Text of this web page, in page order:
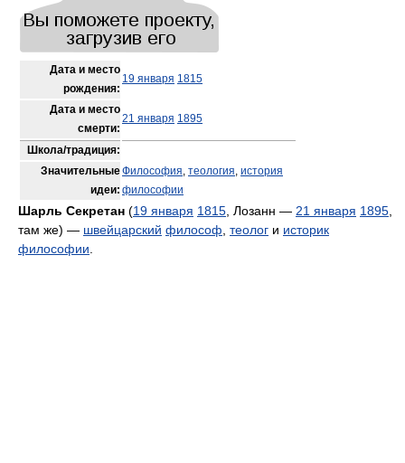
Дата и место
рождения:
19 января 1815
Дата и место
смерти:
21 января 1895
Школа/традиция:
Значительные
идеи:
Философия, теология, история
философии
Шарль Секретан (19 января 1815 , Лозанн — 21 января 1895
там же) — швейцарский философ теолог и историк
философии